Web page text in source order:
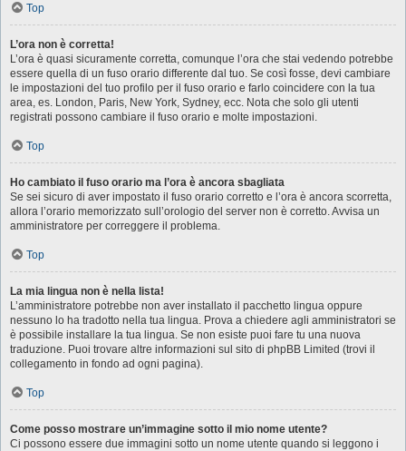
Top
L’ora non è corretta!
L’ora è quasi sicuramente corretta, comunque l’ora che stai vedendo potrebbe
essere quella di un fuso orario differente dal tuo. Se così fosse, devi cambiare
le impostazioni del tuo profilo per il fuso orario e farlo coincidere con la tua
area, es. London, Paris, New York, Sydney, ecc. Nota che solo gli utenti
registrati possono cambiare il fuso orario e molte impostazioni.
Top
Ho cambiato il fuso orario ma l’ora è ancora sbagliata
Se sei sicuro di aver impostato il fuso orario corretto e l’ora è ancora scorretta,
allora l’orario memorizzato sull’orologio del server non è corretto. Avvisa un
amministratore per correggere il problema.
Top
La mia lingua non è nella lista!
L’amministratore potrebbe non aver installato il pacchetto lingua oppure
nessuno lo ha tradotto nella tua lingua. Prova a chiedere agli amministratori se
è possibile installare la tua lingua. Se non esiste puoi fare tu una nuova
traduzione. Puoi trovare altre informazioni sul sito di phpBB Limited (trovi il
collegamento in fondo ad ogni pagina).
Top
Come posso mostrare un’immagine sotto il mio nome utente?
Ci possono essere due immagini sotto un nome utente quando si leggono i